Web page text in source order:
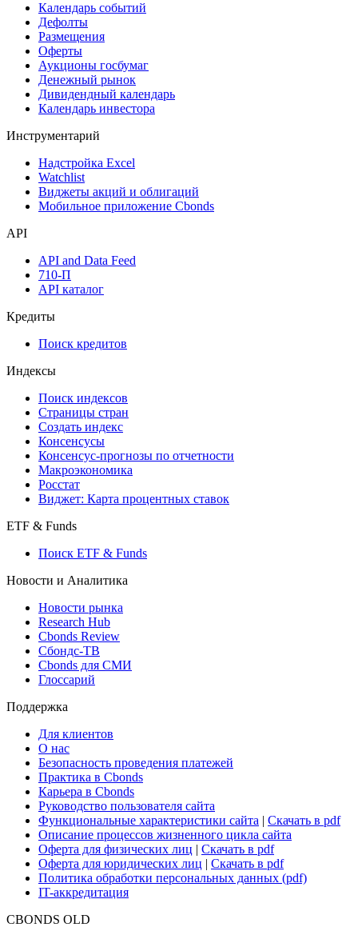
Календарь событий
Дефолты
Размещения
Оферты
Аукционы госбумаг
Денежный рынок
Дивидендный календарь
Календарь инвестора
Инструментарий
Надстройка Excel
Watchlist
Виджеты акций и облигаций
Мобильное приложение Cbonds
API
API and Data Feed
710-П
API каталог
Кредиты
Поиск кредитов
Индексы
Поиск индексов
Страницы стран
Создать индекс
Консенсусы
Консенсус-прогнозы по отчетности
Макроэкономика
Росстат
Виджет: Карта процентных ставок
ETF & Funds
Поиск ETF & Funds
Новости и Аналитика
Новости рынка
Research Hub
Cbonds Review
Сбондс-ТВ
Cbonds для СМИ
Глоссарий
Поддержка
Для клиентов
О нас
Безопасность проведения платежей
Практика в Cbonds
Карьера в Cbonds
Руководство пользователя сайта
Функциональные характеристики сайта | Скачать в pdf
Описание процессов жизненного цикла сайта
Оферта для физических лиц | Скачать в pdf
Оферта для юридических лиц | Скачать в pdf
Политика обработки персональных данных (pdf)
IT-аккредитация
CBONDS OLD